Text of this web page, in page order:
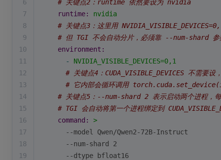
6
# 关键点2：runtime 依然要设为 nvidia
7
runtime:
nvidia
8
# 关键点3：这里用
9
# 但 TGI 不会自动分片，必须靠 --num-shard 参
10
environment:
11
-
NVIDIA_VISIBLE_DEVICES=0,1
12
# 关键点4：CUDA_VISIBLE_DEVICES 不需要
13
# 它内部会循环调用
14
# 关键点5：--num-shard 2 表示启动两个进程，每
15
# TGI 会自动将第一个进程绑定到
16
command:
>
17
      --model Qwen/Qwen2-72B-Instruct
18
      --num-shard 2
19
      --dtype bfloat16